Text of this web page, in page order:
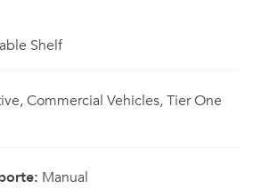
Shelf
Commercial Vehicles, Tier One
Manual